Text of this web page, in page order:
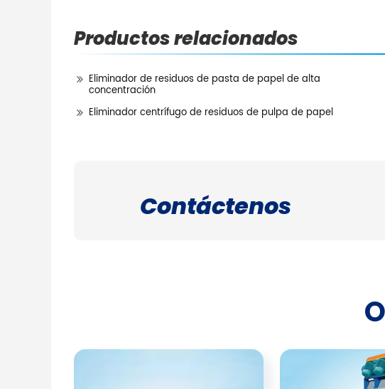
Productos relacionados
Eliminador de residuos de pasta de papel de alta
concentración
Eliminador centrífugo de residuos de pulpa de papel
Contáctenos